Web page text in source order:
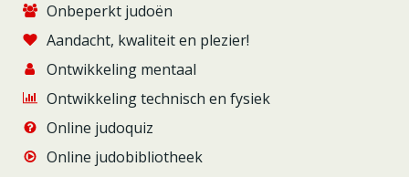
Onbeperkt judoën
Aandacht, kwaliteit en plezier!
Ontwikkeling mentaal
Ontwikkeling technisch en fysiek
Online judoquiz
Online judobibliotheek